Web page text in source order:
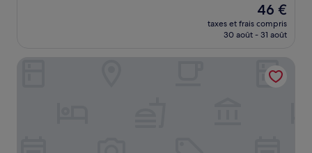
Le
nouveau
prix
de
46 €
46 €
taxes et frais compris
30 août - 31 août